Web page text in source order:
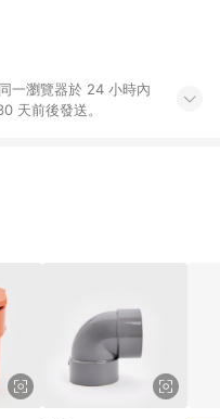
一瀏覽器於 24 小時內
天前後發送。